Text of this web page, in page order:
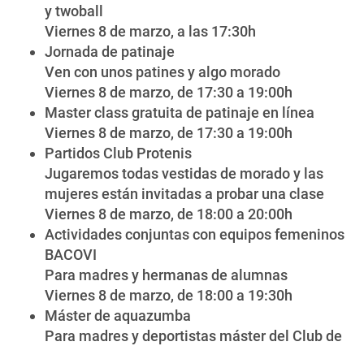
y twoball
Viernes 8 de marzo, a las 17:30h
Jornada de patinaje
Ven con unos patines y algo morado
Viernes 8 de marzo, de 17:30 a 19:00h
Master class gratuita de patinaje en línea
Viernes 8 de marzo, de 17:30 a 19:00h
Partidos Club Protenis
Jugaremos todas vestidas de morado y las
mujeres están invitadas a probar una clase
Viernes 8 de marzo, de 18:00 a 20:00h
Actividades conjuntas con equipos femeninos
BACOVI
Para madres y hermanas de alumnas
Viernes 8 de marzo, de 18:00 a 19:30h
Máster de aquazumba
Para madres y deportistas máster del Club de